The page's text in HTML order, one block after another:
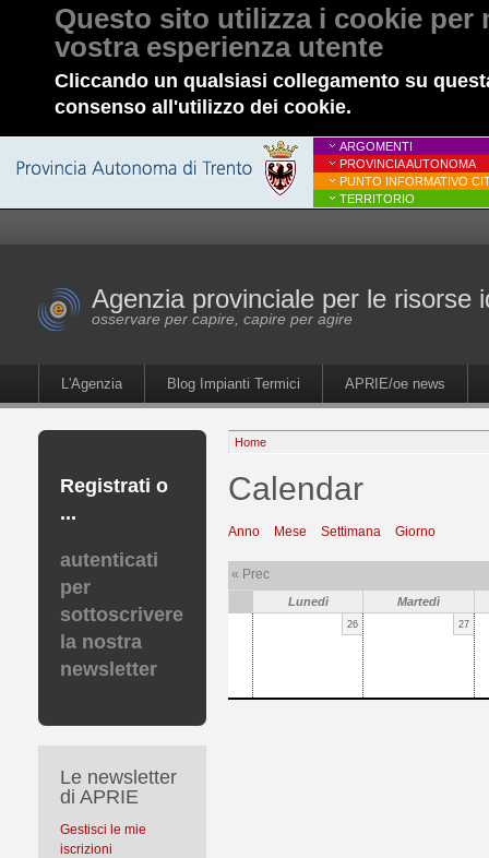
Questo sito utilizza i cookie per
vostra esperienza utente
Cliccando un qualsiasi collegamento su
consenso all'utilizzo dei cookie.
ARGOMENTI
PROVINCIA AUTONOMA
PUNTO INFORMATIVO
TERRITORIO
Agenzia provinciale per le risorse
osservare per capire, capire per agire
L'Agenzia Blog Impianti Termici APRIE/oe news
Registrati o
...
autenticati
per
sottoscrivere
la nostra
newsletter
Le newsletter
di APRIE
Gestisci le mie
iscrizioni
Home
Calendar
Anno Mese Settimana Giorno
« Prec
Lunedì Martedì
26 27